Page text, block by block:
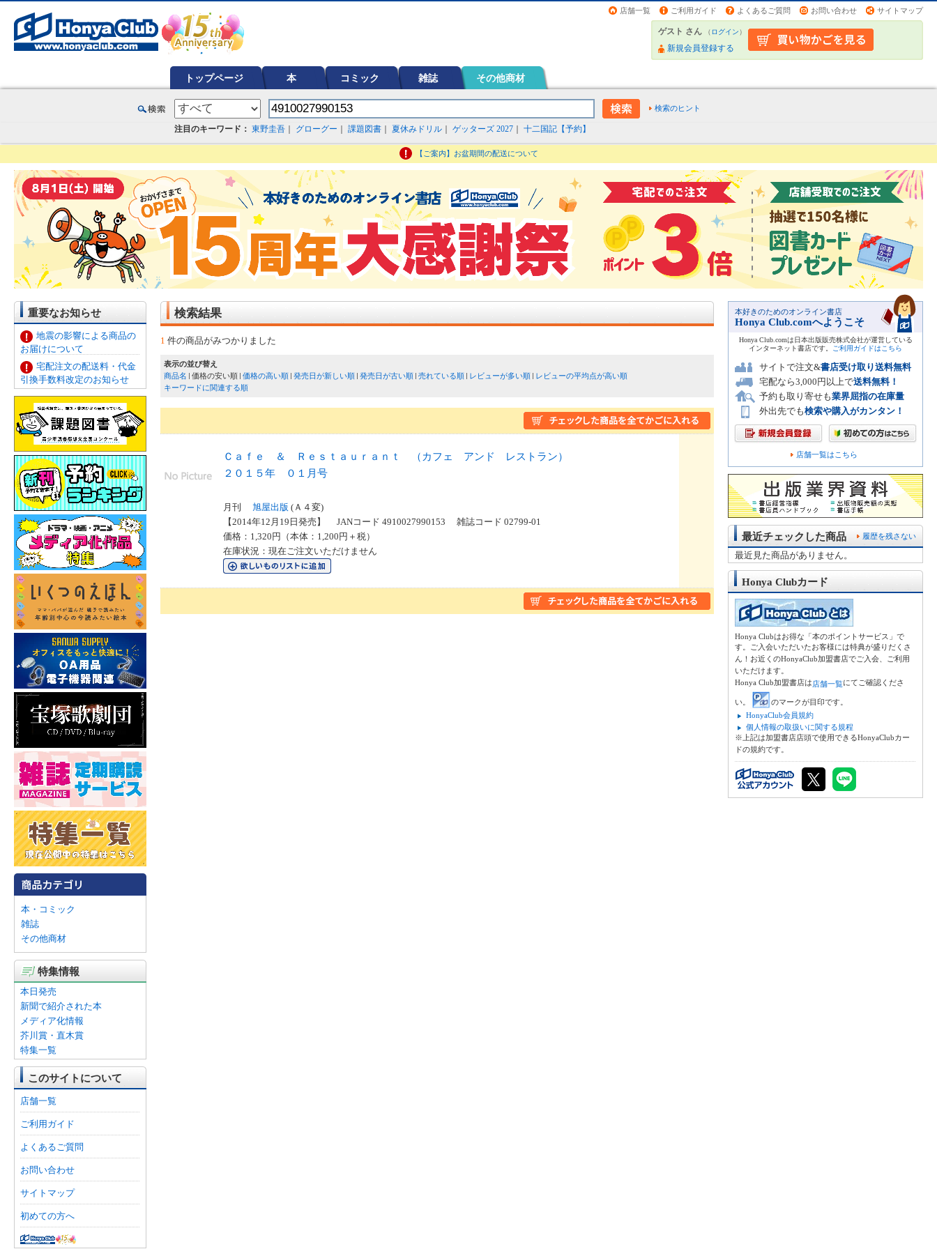
店舗一覧 ご利用ガイド よくあるご質問 お問い合わせ サイトマップ
ゲスト さん （ログイン）
新規会員登録する
トップページ 本 コミック 雑誌 その他商材
検索のヒント
注目のキーワード： 東野圭吾 グローグー 課題図書 夏休みドリル ゲッターズ 2027 十二国記【予約】
【ご案内】お盆期間の配送について
重要なお知らせ
地震の影響による商品の
お届けについて
宅配注文の配送料・代金
引換手数料改定のお知らせ
本・コミック
雑誌
その他商材
特集情報
本日発売
新聞で紹介された本
メディア化情報
芥川賞・直木賞
特集一覧
このサイトについて
店舗一覧
ご利用ガイド
よくあるご質問
お問い合わせ
サイトマップ
初めての方へ
検索結果
1 件の商品がみつかりました
表示の並び替え
商品名
価格の安い順 価格の高い順 発売日が新しい順 発売日が古い順 売れている順 レビューが多い順
レビューの平均点が高い順
キーワードに関連する順
Ｃａｆｅ ＆ Ｒｅｓｔａｕｒａｎｔ （カフェ アンド レストラン）
２０１５年 ０１月号
月刊 旭屋出版 (Ａ４変)
【2014年12月19日発売】 JANコード 4910027990153 雑誌コード 02799-01
価格：1,320円（本体：1,200円＋税）
在庫状況：現在ご注文いただけません
本好きのためのオンライン書店
Honya Club.comへようこそ
Honya Club.comは日本出版販売株式会社が運営している
インターネット書店です。
ご利用ガイドはこちら
サイトで注文&書店受け取り送料無料
宅配なら3,000円以上で送料無料！
予約も取り寄せも業界屈指の在庫量
外出先でも検索や購入がカンタン！
店舗一覧はこちら
履歴を残さない
最近チェックした商品
最近見た商品がありません。
Honya Clubカード
Honya Clubはお得な「本のポイントサービス」で
す。ご入会いただいたお客様には特典が盛りだくさ
ん！お近くのHonyaClub加盟書店でご入会、ご利用
いただけます。
Honya Club加盟書店は店舗一覧にてご確認くださ
い。
のマークが目印です。
HonyaClub会員規約
個人情報の取扱いに関する規程
※上記は加盟書店店頭で使用できるHonyaClubカー
ドの規約です。